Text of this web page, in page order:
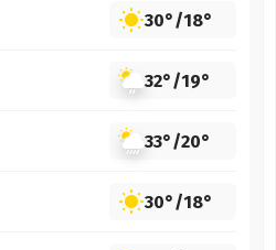
30°/18°
32°/19°
33°/20°
30°/18°